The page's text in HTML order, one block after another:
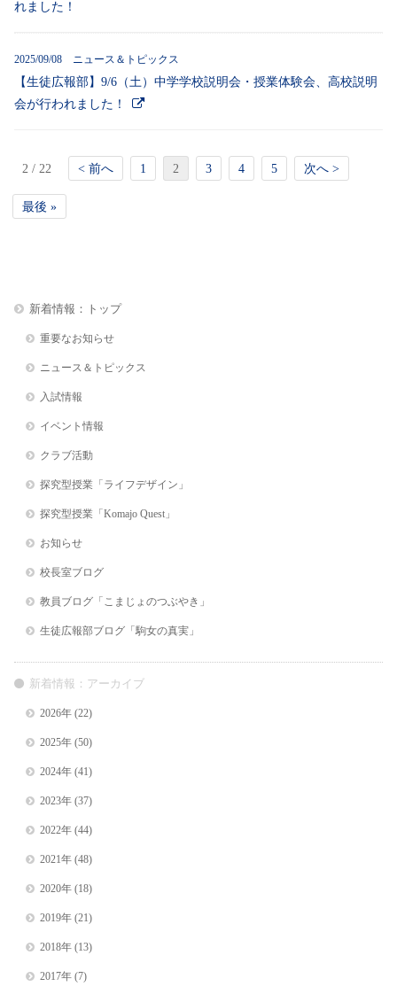
れました！
2025/09/08 ニュース＆トピックス
【生徒広報部】9/6（土）中学学校説明会・授業体験会、高校説明
会が行われました！
2 / 22 < 前へ 1 2 3 4 5 次へ >
最後 »
新着情報：トップ
重要なお知らせ
ニュース＆トピックス
入試情報
イベント情報
クラブ活動
探究型授業「ライフデザイン」
探究型授業「Komajo Quest」
お知らせ
校長室ブログ
教員ブログ「こまじょのつぶやき」
生徒広報部ブログ「駒女の真実」
新着情報：アーカイブ
2026年(22)
2025年(50)
2024年(41)
2023年(37)
2022年(44)
2021年(48)
2020年(18)
2019年(21)
2018年(13)
2017年(7)